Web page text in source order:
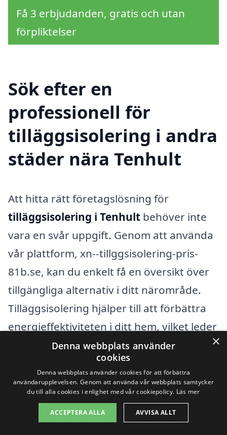
Få 3 erbjudanden, gratis och utan
förpliktelser
Sök efter en
professionell för
tilläggsisolering i andra
städer nära Tenhult
Att hitta rätt företagslösning för
tilläggsisolering i Tenhult behöver inte
vara en svår uppgift. Genom att använda
vår plattform, xn--tillggsisolering-pris-
81b.se, kan du enkelt få en översikt över
tillgängliga alternativ i ditt närområde.
Tilläggsisolering hjälper till att förbättra
energieffektiviteten i ditt hem, vilket leder
till lägre energikostnader och ökad
Förutom Tenhult kan du även överväga
företag som erbjuder tilläggsisolering i
×
Denna webbplats använder
cookies
Denna webbplats använder cookies för att förbättra
användarupplevelsen. Genom att använda vår webbplats samtycker
du till alla cookies i enlighet med vår cookiepolicy. Läs mer
ACCEPTERA ALLA AVVISA ALLT